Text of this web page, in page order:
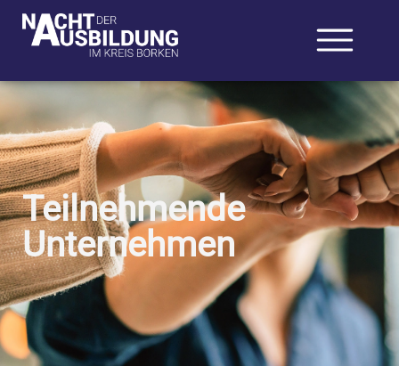
Teilnehmende
Unternehmen